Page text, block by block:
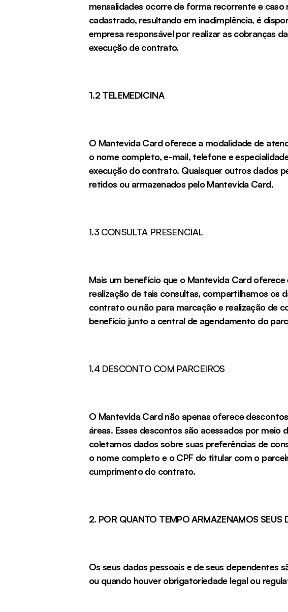
mensalidades ocorre de forma recorrente e
cadastrado, resultando em inadimplência, é
empresa responsável por realizar as cobranças
execução de contrato.
1.2 TELEMEDICINA
O Mantevida Card oferece a modalidade de
o nome completo, e-mail, telefone e
execução do contrato. Quaisquer outros dados
retidos ou armazenados pelo Mantevida Card.
1.3 CONSULTA PRESENCIAL
Mais um benefício que o Mantevida Card
realização de tais consultas, compartilhamos os
contrato ou não para marcação e realização de
benefício junto a central de agendamento do
1.4 DESCONTO COM PARCEIROS
O Mantevida Card não apenas oferece
áreas. Esses descontos são acessados por
coletamos dados sobre suas preferências de
o nome completo e o CPF do titular com o
cumprimento do contrato.
2. POR QUANTO TEMPO ARMAZENAMOS SEUS
Os seus dados pessoais e de seus
ou quando houver obrigatoriedade legal ou